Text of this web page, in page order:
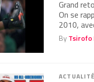
Grand
On se
2010,
ByTsirofo